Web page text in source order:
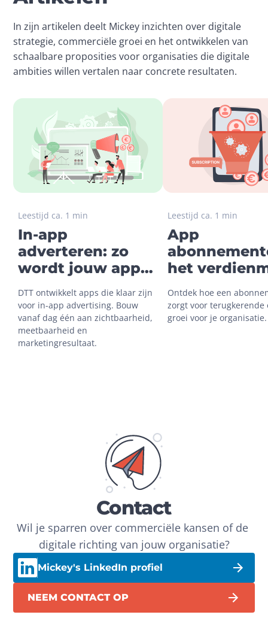
In zijn artikelen deelt Mickey inzichten over digitale
strategie, commerciële groei en het ontwikkelen van
schaalbare proposities voor organisaties die digitale
ambities willen vertalen naar concrete resultaten.
Leestijd ca. 1 min
In-app
adverteren: zo
wordt jouw app
DTT ontwikkelt apps die klaar zijn
voor in-app advertising. Bouw
vanaf dag één aan zichtbaarheid,
meetbaarheid en
marketingresultaat.
Leestijd ca. 1 min
App
het
Ontdek hoe een
zorgt voor terugkerende
groei voor je organisatie.
Contact
Wil je sparren over commerciële kansen of de
digitale richting van jouw organisatie?
Mickey's LinkedIn profiel
NEEM CONTACT OP